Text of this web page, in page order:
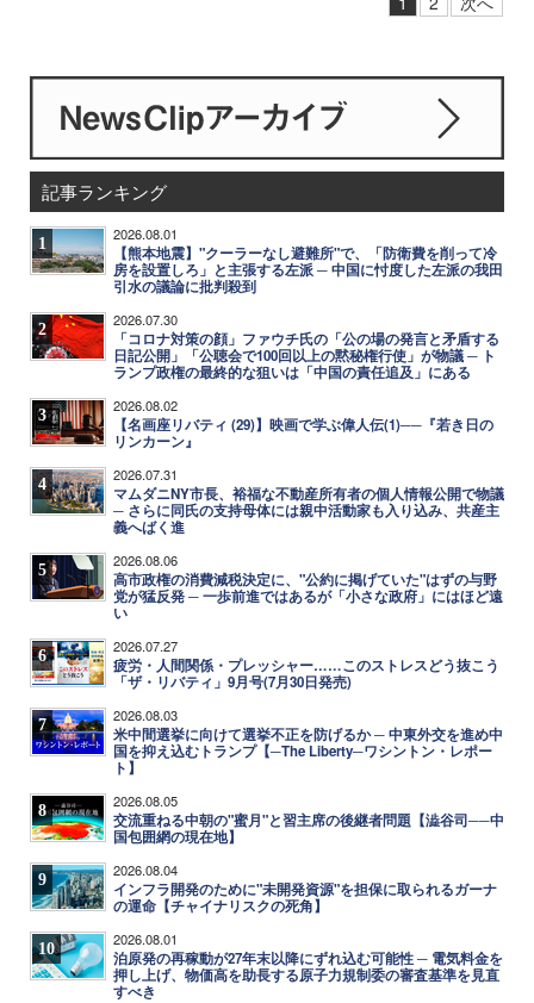
記事ランキング
1 2026.08.01
【熊本地震】"クーラーなし避難所"で、「防衛費を削って冷
房を設置しろ」と主張する左派 ─ 中国に忖度した左派の我田
引水の議論に批判殺到
2 2026.07.30
「コロナ対策の顔」ファウチ氏の「公の場の発言と矛盾する
日記公開」「公聴会で100回以上の黙秘権行使」が物議 ─ ト
ランプ政権の最終的な狙いは「中国の責任追及」にある
3 2026.08.02
【名画座リバティ (29)】映画で学ぶ偉人伝(1)──『若き日の
リンカーン』
4 2026.07.31
マムダニNY市長、裕福な不動産所有者の個人情報公開で物議
─ さらに同氏の支持母体には親中活動家も入り込み、共産主
義へばく進
5 2026.08.06
高市政権の消費減税決定に、"公約に掲げていた"はずの与野
党が猛反発 ─ 一歩前進ではあるが「小さな政府」にはほど遠
い
6 2026.07.27
疲労・人間関係・プレッシャー……このストレスどう抜こう
「ザ・リバティ」9月号(7月30日発売)
7 2026.08.03
米中間選挙に向けて選挙不正を防げるか ─ 中東外交を進め中
国を抑え込むトランプ【─The Liberty─ワシントン・レポー
ト】
8 2026.08.05
交流重ねる中朝の"蜜月"と習主席の後継者問題【澁谷司──中
国包囲網の現在地】
9 2026.08.04
インフラ開発のために"未開発資源"を担保に取られるガーナ
の運命【チャイナリスクの死角】
10 2026.08.01
泊原発の再稼動が27年末以降にずれ込む可能性 ─ 電気料金を
押し上げ、物価高を助長する原子力規制委の審査基準を見直
すべき